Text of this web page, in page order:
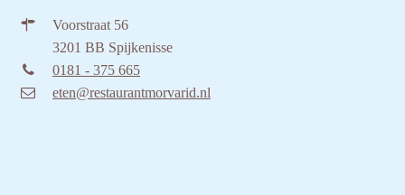
Voorstraat 56
3201 BB Spijkenisse
0181 - 375 665
eten@restaurantmorvarid.nl